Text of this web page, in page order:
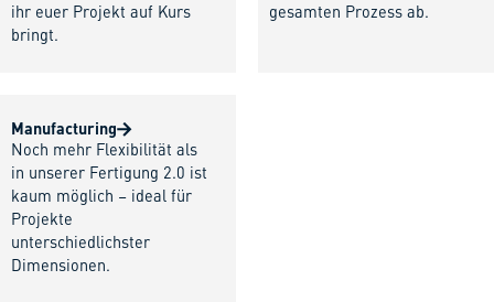
ihr euer Projekt auf Kurs
bringt.
gesamten Prozess ab.
Manufacturing
Noch mehr Flexibilität als
in unserer Fertigung 2.0 ist
kaum möglich – ideal für
Projekte
unterschiedlichster
Dimensionen.